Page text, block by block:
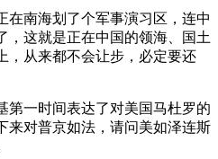
南海划了个军事演习区，连中
，这就是正在中国的领海、国土
，从来都不会让步，必定要还
一时间表达了对美国马杜罗的
来对普京如法，请问美如泽连斯